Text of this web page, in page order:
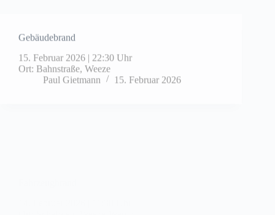
15. Februar 2026
Paul Gietmann
15. Februar 2026